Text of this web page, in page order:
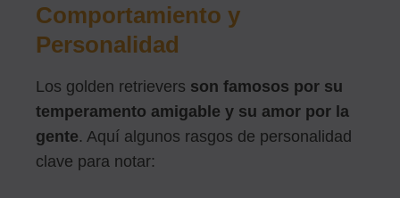
Comportamiento y
Personalidad
Los golden retrievers son famosos por su
temperamento amigable y su amor por la
gente. Aquí algunos rasgos de personalidad
clave para notar: